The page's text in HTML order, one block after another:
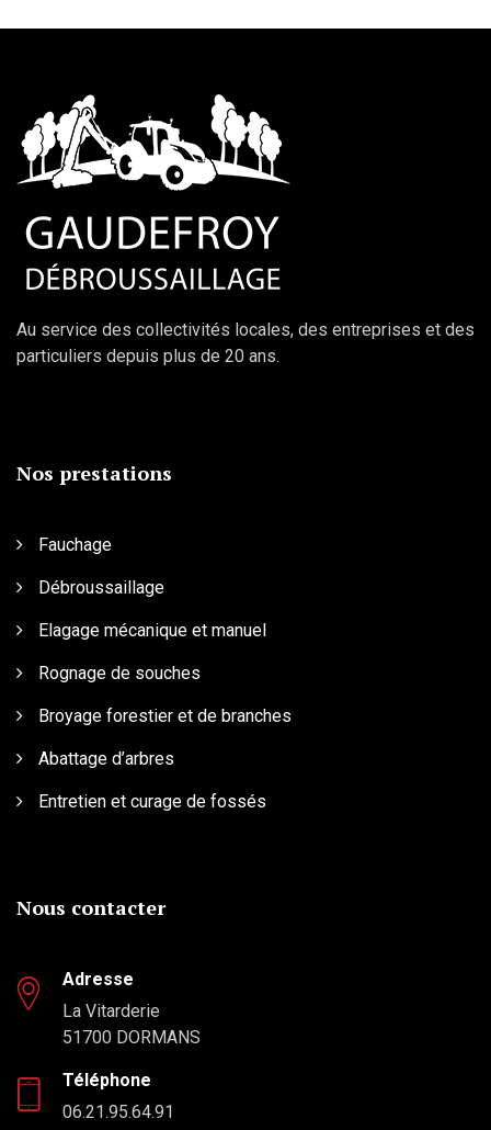
Au service des collectivités locales, des entreprises et des
particuliers depuis plus de 20 ans.
Nos prestations
Fauchage
Débroussaillage
Elagage mécanique et manuel
Rognage de souches
Broyage forestier et de branches
Abattage d’arbres
Entretien et curage de fossés
Nous contacter
Adresse
La Vitarderie
51700 DORMANS
Téléphone
06.21.95.64.91